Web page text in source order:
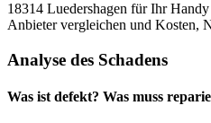
18314 Luedershagen für Ihr
Anbieter vergleichen und Kosten,
Analyse des Schadens
Was ist defekt? Was muss